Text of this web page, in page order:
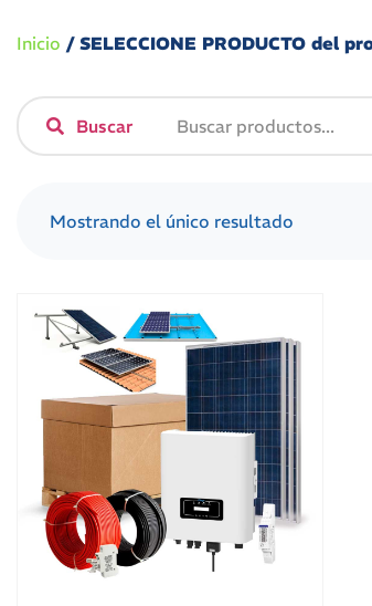
Inicio / SELECCIONE PRODUCTO del
Buscar
Mostrando el único resultado